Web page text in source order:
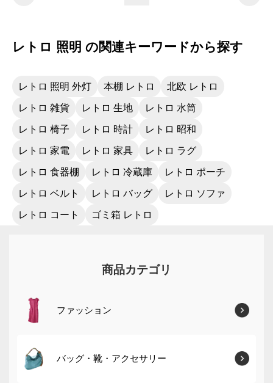
レトロ 照明 の関連キーワードから探す
レトロ 照明 外灯 本棚 レトロ 北欧 レトロ
レトロ 雑貨 レトロ 生地 レトロ 水筒
レトロ 椅子 レトロ 時計 レトロ 昭和
レトロ 家電 レトロ 家具 レトロ ラグ
レトロ 食器棚 レトロ 冷蔵庫 レトロ ポーチ
レトロ ベルト レトロ バッグ レトロ ソファ
レトロ コート ゴミ箱 レトロ
商品カテゴリ
ファッション
バッグ・靴・アクセサリー